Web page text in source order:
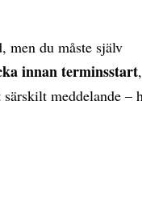
men du måste själv
innan terminsstart,
meddelande –